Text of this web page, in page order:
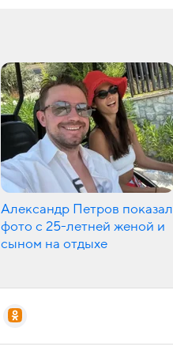
Александр Петров показал
фото с 25-летней женой и
сыном на отдыхе